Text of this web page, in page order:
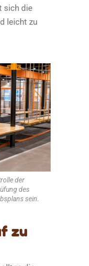
sich die
leicht zu
der
des
sein.
zu